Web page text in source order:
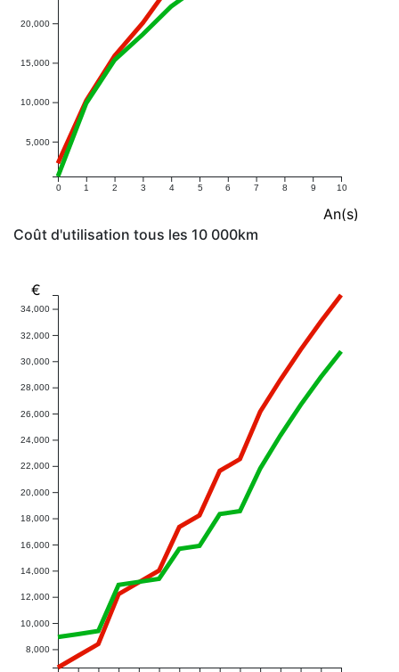
0 1 2 3 4 5 6 7 8 9 10
5,000
10,000
15,000
20,000
An(s)
Coût d'utilisation tous les 10 000km
8,000
10,000
12,000
14,000
16,000
18,000
20,000
22,000
24,000
26,000
28,000
30,000
32,000
34,000
€